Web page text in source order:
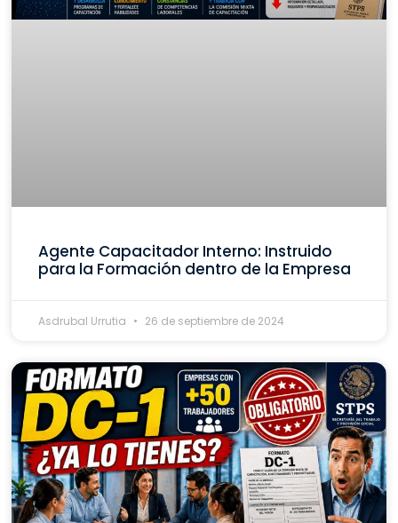
Agente Capacitador Interno: Instruido
para la Formación dentro de la Empresa
Asdrubal Urrutia 26 de septiembre de 2024